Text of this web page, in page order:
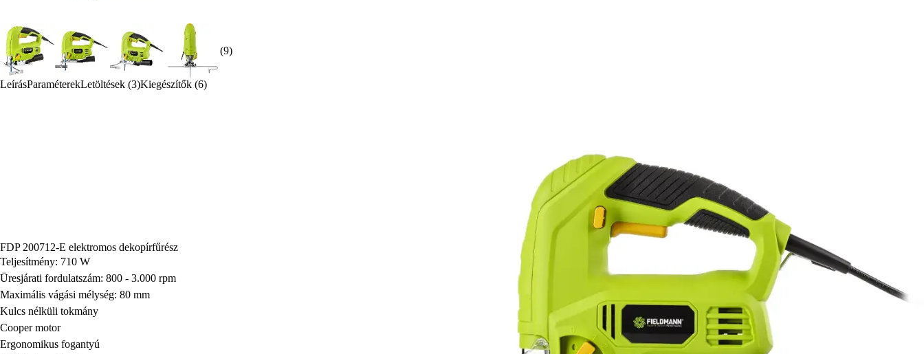
(9)
LeírásParaméterekLetöltések (3)Kiegészítők (6)
FDP 200712-E elektromos dekopírfűrész
Teljesítmény: 710 W
Üresjárati fordulatszám: 800 - 3.000 rpm
Maximális vágási mélység: 80 mm
Kulcs nélküli tokmány
Cooper motor
Ergonomikus fogantyú